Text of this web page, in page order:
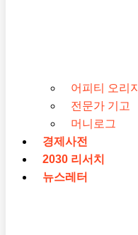
어피티 오리
전문가 기고
머니로그
경제사전
2030 리서치
뉴스레터